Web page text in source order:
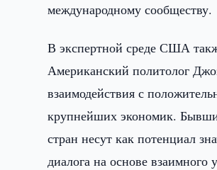
международному сообществу.
В экспертной среде США
Американский политолог
взаимодействия с
крупнейших экономик.
стран несут как потенциал
диалога на основе взаимного